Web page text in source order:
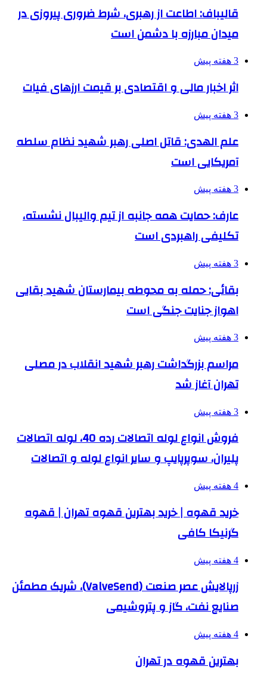
قالیباف: اطاعت از رهبری، شرط ضروری پیروزی در
میدان مبارزه با دشمن است
3 هفته پیش
اثر اخبار مالی و اقتصادی بر قیمت ارزهای فیات
3 هفته پیش
علم الهدی: قاتل اصلی رهبر شهید نظام سلطه
آمریکایی است
3 هفته پیش
عارف: حمایت همه جانبه از تیم والیبال نشسته،
تکلیفی راهبردی است
3 هفته پیش
بقائی: حمله به محوطه بیمارستان شهید بقایی
اهواز جنایت جنگی است
3 هفته پیش
مراسم بزرگداشت رهبر شهید انقلاب در مصلی
تهران آغاز شد
3 هفته پیش
فروش انواع لوله اتصالات رده 40، لوله اتصالات
پلیران، سوپرپایپ و سایر انواع لوله و اتصالات
4 هفته پیش
خرید قهوه | خرید بهترین قهوه تهران | قهوه
گرنیکا کافی
4 هفته پیش
زرپالایش عصر صنعت (ValveSend)، شریک مطمئن
صنایع نفت، گاز و پتروشیمی
4 هفته پیش
بهترین قهوه در تهران